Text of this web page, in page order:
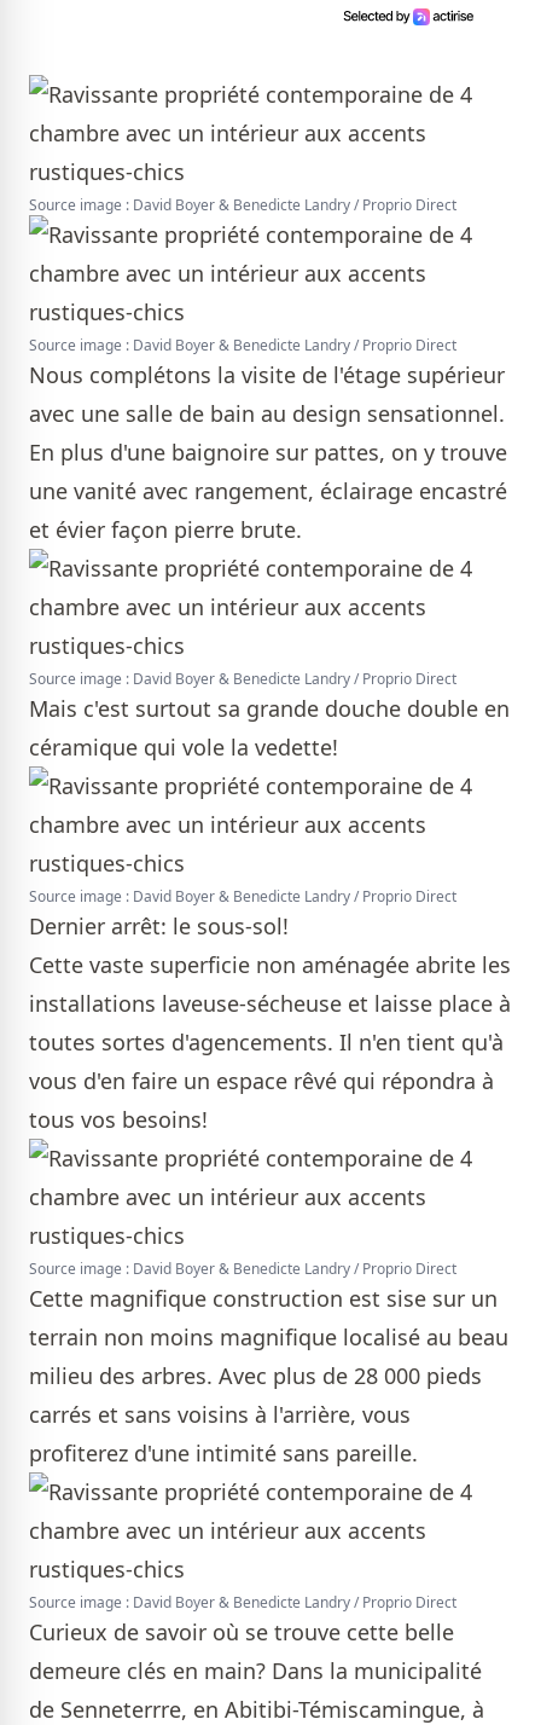
Source image : David Boyer & Benedicte Landry / Proprio Direct
Source image : David Boyer & Benedicte Landry / Proprio Direct
Nous complétons la visite de l'étage supérieur
avec une salle de bain au design sensationnel.
En plus d'une baignoire sur pattes, on y trouve
une vanité avec rangement, éclairage encastré
et évier façon pierre brute.
Source image : David Boyer & Benedicte Landry / Proprio Direct
Mais c'est surtout sa grande douche double en
céramique qui vole la vedette!
Source image : David Boyer & Benedicte Landry / Proprio Direct
Dernier arrêt: le sous-sol!
Cette vaste superficie non aménagée abrite les
installations laveuse-sécheuse et laisse place à
toutes sortes d'agencements. Il n'en tient qu'à
vous d'en faire un espace rêvé qui répondra à
tous vos besoins!
Source image : David Boyer & Benedicte Landry / Proprio Direct
Cette magnifique construction est sise sur un
terrain non moins magnifique localisé au beau
milieu des arbres. Avec plus de 28 000 pieds
carrés et sans voisins à l'arrière, vous
profiterez d'une intimité sans pareille.
Source image : David Boyer & Benedicte Landry / Proprio Direct
Curieux de savoir où se trouve cette belle
demeure clés en main? Dans la municipalité
de Senneterrre, en Abitibi-Témiscamingue, à